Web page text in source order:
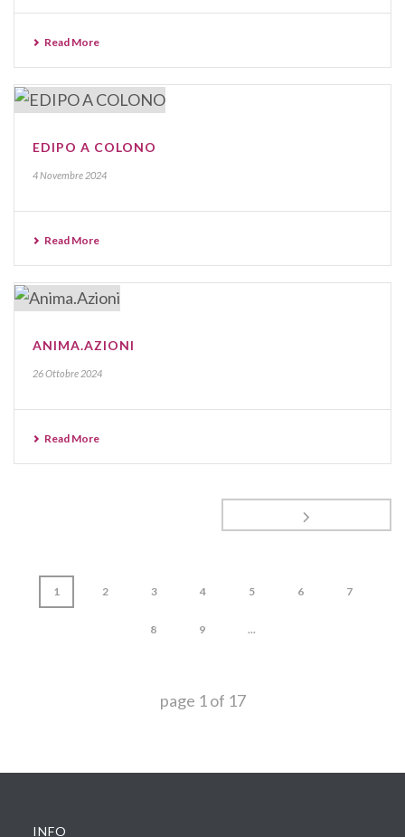
Read More
EDIPO A COLONO
4 Novembre 2024
Read More
ANIMA.AZIONI
26 Ottobre 2024
Read More
1 2 3 4 5 6 7
8 9 ...
page 1 of 17
INFO